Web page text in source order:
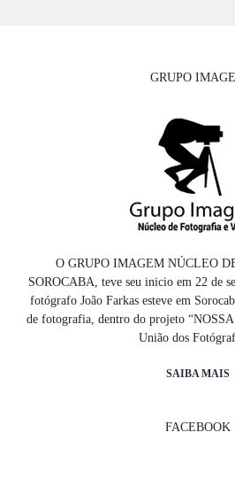
GRUPO
O GRUPO IMAGEM NÚCLEO
SOROCABA, teve seu inicio em 22 de
fotógrafo João Farkas esteve em
de fotografia, dentro do projeto
União dos
SAIBA MAIS
FACEBOOK